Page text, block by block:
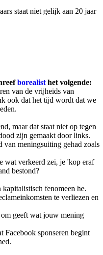
staat niet gelijk aan 20 jaar
borealist het volgende:
van de vrijheids van
ook dat het tijd wordt dat we
maar dat staat niet op tegen
zijn gemaakt door links.
meningsuiting gehad zoals
wat verkeerd zei, je 'kop eraf
bestond?
fenomeen he.
te verliezen en
geeft wat jouw mening
Facebook sponseren begint